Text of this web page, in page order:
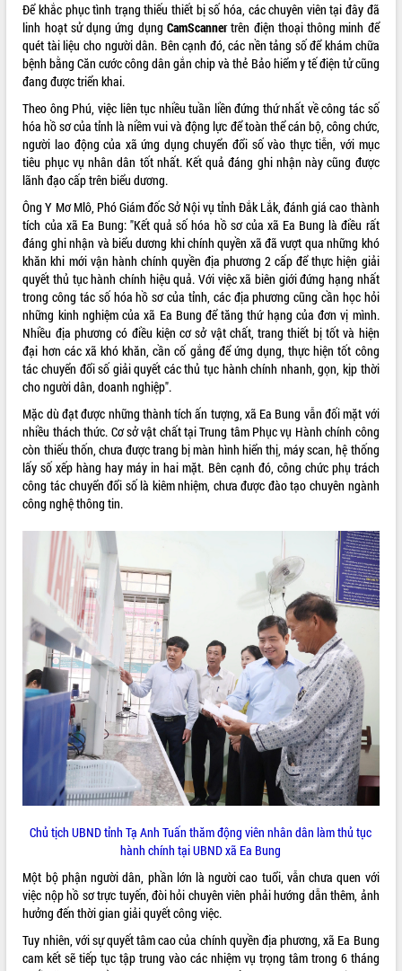
sầu riêng tại Đắk Lắk
Trình diễn nghệ thuật chế biến các
món ăn từ sầu riêng
Đắk Lắk công bố Quy hoạch và xúc
tiến đầu tư tỉnh
Ngành cá ngừ Đắk Lắk chủ động thích
ứng để giữ vững thị trường xuất khẩu
Diễn đàn Kinh tế tư nhân Việt Nam đột
phá cơ chế - Hợp tác công tư
Đề án 06 tạo bước ngoặt đột phá trong
cải cách hành chính tỉnh Đắk Lắk
Kết nối tour, đẩy mạnh chuyển đổi số
để phát triển du lịch Đắk Lắk
Khởi động Dự án Đầu tư xây dựng hạ
tầng kỹ thuật Cụm công nghiệp Tân
Tiến
Gặp mặt các cơ quan báo chí nhân Kỷ
niệm 101 năm Ngày Báo chí Cách
mạng Việt Nam
Đắk Lắk sơ kết 4 năm triển khai thực
hiện Đề án 06 của Chính phủ
Họp báo thông tin về Hội nghị Công bố
Quy hoạch và Xúc tiến đầu tư tỉnh Đắk
Lắk
Khơi thông điểm nghẽn, đẩy nhanh
giải ngân vốn khắc phục thiên tai
HĐND tỉnh thông qua điều chỉnh Quy
hoạch tỉnh thời kỳ 2021-2030
Hội thảo góp ý hồ sơ điều chỉnh quy
hoạch tỉnh Đắk Lắk thời kỳ 2021-2030,
tầm nhìn đến năm 2050
Nâng cao hiệu quả hoạt động của các
doanh nghiệp nhà nước
Hội nghị triển khai kết nối mạng
truyền số liệu chuyên dùng phục vụ cơ
quan Đảng, Nhà nước
Lễ phát động chuỗi hoạt động chung
tay làm sạch môi trường
Xã Ea Kar bước chuyển mình trong
công tác cải cách hành chính mô hình
mới
UBND tỉnh họp báo định kỳ tháng 4
Hội thảo khoa học “Giải pháp thúc đẩy
phát triển nền kinh tế xanh tại tỉnh
Đắk Lắk”
Tăng cường giám sát, đôn đốc thực
hiện nhiệm vụ quản lý tài sản công
hàng tuần
Để khắc phục tình trạng thiếu thiết bị số hóa, các chuyên viên tại đây đã
linh hoạt sử dụng ứng dụng CamScannertrên điện thoại thông minh để
quét tài liệu cho người dân. Bên cạnh đó, các nền tảng số để khám chữa
bệnh bằng Căn cước công dân gắn chip và thẻ Bảo hiểm y tế điện tử cũng
đang được triển khai.
Theo ông Phú, việc liên tục nhiều tuần liền đứng thứ nhất về công tác số
hóa hồ sơ của tỉnh là niềm vui và động lực để toàn thể cán bộ, công chức,
người lao động của xã ứng dụng chuyển đổi số vào thực tiễn, với mục
tiêu phục vụ nhân dân tốt nhất. Kết quả đáng ghi nhận này cũng được
lãnh đạo cấp trên biểu dương.
Ông Y Mơ Mlô, Phó Giám đốc Sở Nội vụ tỉnh Đắk Lắk, đánh giá cao thành
tích của xã Ea Bung: "Kết quả số hóa hồ sơ của xã Ea Bung là điều rất
đáng ghi nhận và biểu dương khi chính quyền xã đã vượt qua những khó
khăn khi mới vận hành chính quyền địa phương 2 cấp để thực hiện giải
quyết thủ tục hành chính hiệu quả. Với việc xã biên giới đứng hạng nhất
trong công tác số hóa hồ sơ của tỉnh, các địa phương cũng cần học hỏi
những kinh nghiệm của xã Ea Bung để tăng thứ hạng của đơn vị mình.
Nhiều địa phương có điều kiện cơ sở vật chất, trang thiết bị tốt và hiện
đại hơn các xã khó khăn, cần cố gắng để ứng dụng, thực hiện tốt công
tác chuyển đổi số giải quyết các thủ tục hành chính nhanh, gọn, kịp thời
cho người dân, doanh nghiệp".
Mặc dù đạt được những thành tích ấn tượng, xã Ea Bung vẫn đối mặt với
nhiều thách thức. Cơ sở vật chất tại Trung tâm Phục vụ Hành chính công
còn thiếu thốn, chưa được trang bị màn hình hiển thị, máy scan, hệ thống
lấy số xếp hàng hay máy in hai mặt. Bên cạnh đó, công chức phụ trách
công tác chuyển đổi số là kiêm nhiệm, chưa được đào tạo chuyên ngành
công nghệ thông tin.
Chủ tịch UBND tỉnh Tạ Anh Tuấn thăm động viên nhân dân làm thủ tục
hành chính tại UBND xã Ea Bung
Một bộ phận người dân, phần lớn là người cao tuổi, vẫn chưa quen với
việc nộp hồ sơ trực tuyến, đòi hỏi chuyên viên phải hướng dẫn thêm, ảnh
hưởng đến thời gian giải quyết công việc.
Tuy nhiên, với sự quyết tâm cao của chính quyền địa phương, xã Ea Bung
cam kết sẽ tiếp tục tập trung vào các nhiệm vụ trọng tâm trong 6 tháng